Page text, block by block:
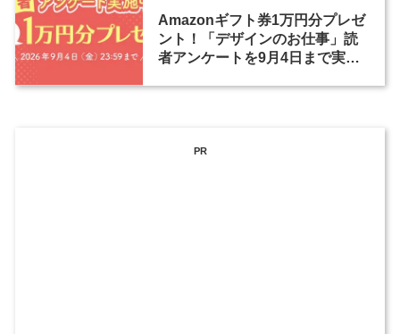
Amazonギフト券1万円分プレゼ
ント！「デザインのお仕事」読
者アンケートを9月4日まで実施
PR